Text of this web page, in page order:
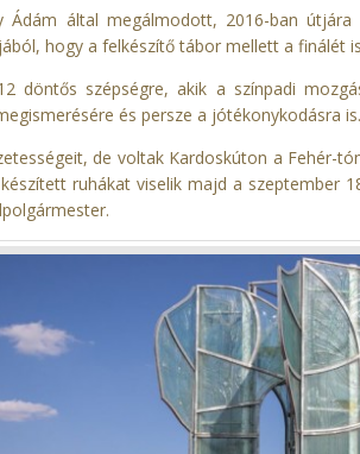
által megálmodott, 2016-ban
hogy a felkészítő tábor mellett a finálét
döntős szépségre, akik a színpadi
és persze a jótékonykodásra is.
de voltak Kardoskúton a Fehér-
ruhákat viselik majd a szeptember